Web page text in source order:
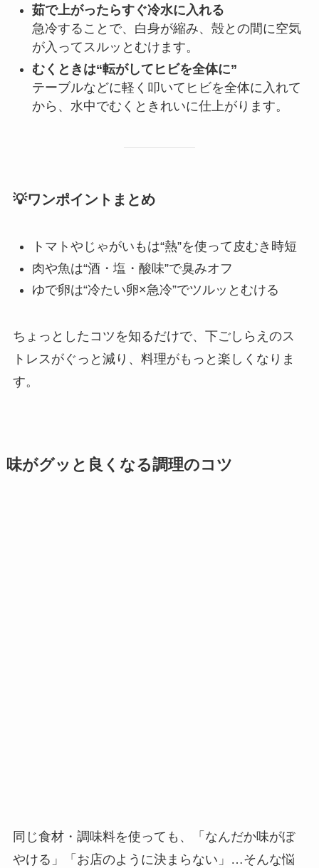
茹で上がったらすぐ冷水に入れる
急冷することで、白身が縮み、殻との間に空気
が入ってスルッとむけます。
むくときは“転がしてヒビを全体に”
テーブルなどに軽く叩いてヒビを全体に入れて
から、水中でむくときれいに仕上がります。
💡ワンポイントまとめ
トマトやじゃがいもは“熱”を使って皮むき時短
肉や魚は“酒・塩・酸味”で臭みオフ
ゆで卵は“冷たい卵×急冷”でツルッとむける
ちょっとしたコツを知るだけで、下ごしらえのス
トレスがぐっと減り、料理がもっと楽しくなりま
す。
味がグッと良くなる調理のコツ
同じ食材・調味料を使っても、「なんだか味がぼ
やける」「お店のように決まらない」…そんな悩